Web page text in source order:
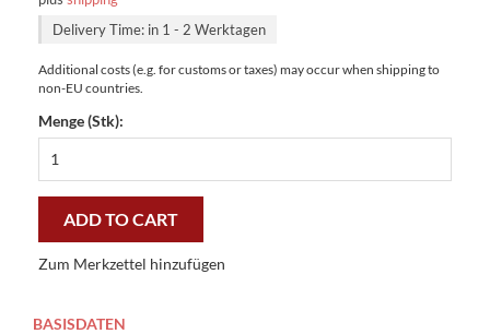
Delivery Time: in 1 - 2 Werktagen
Additional costs (e.g. for customs or taxes) may occur when shipping to
non-EU countries.
Menge (Stk):
Culture
ADD TO CART
Zum Merkzettel hinzufügen
BASISDATEN